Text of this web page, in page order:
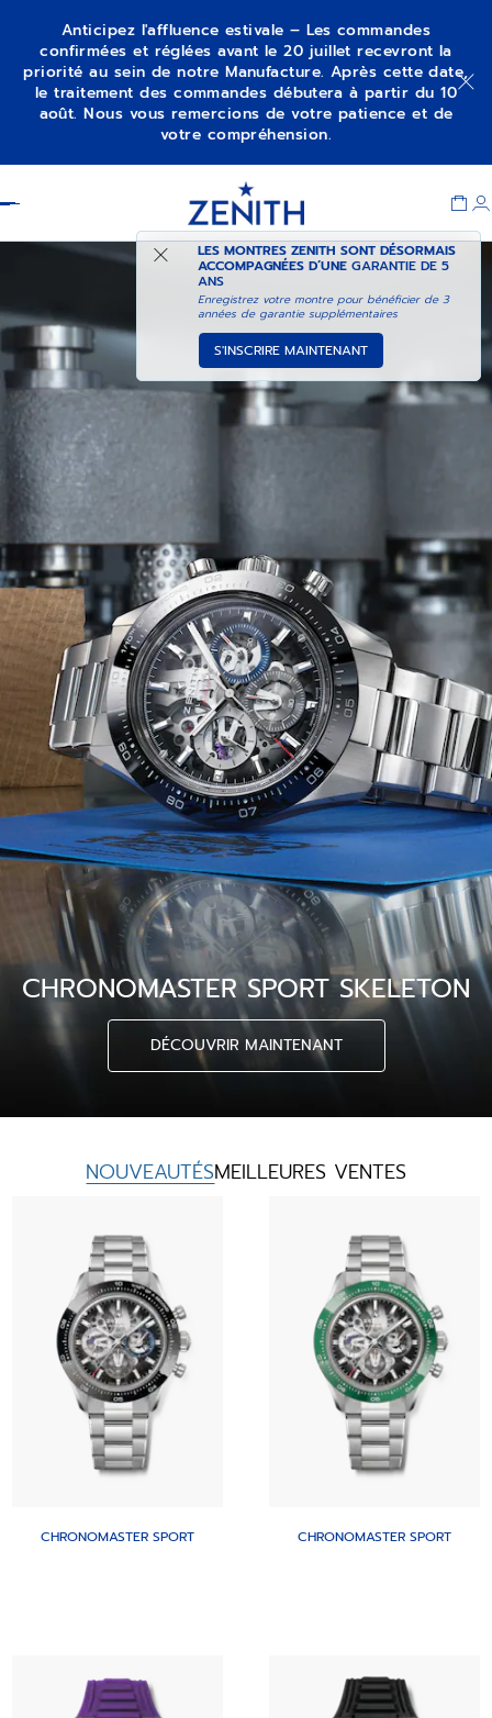
Anticipez l'affluence estivale – Les commandes
confirmées et réglées avant le 20 juillet recevront la
priorité au sein de notre Manufacture. Après cette date,
le traitement des commandes débutera à partir du 10
août. Nous vous remercions de votre patience et de
votre compréhension.
LES MONTRES ZENITH SONT DÉSORMAIS
ACCOMPAGNÉES D’UNEGARANTIE DE 5
ANS
Enregistrez votre montre pour bénéficier de 3
années de garantie supplémentaires
S'INSCRIRE MAINTENANT
CHRONOMASTER SPORT SKELETON
DÉCOUVRIR MAINTENANT
NOUVEAUTÉSMEILLEURES VENTES
CHRONOMASTER SPORT CHRONOMASTER SPORT